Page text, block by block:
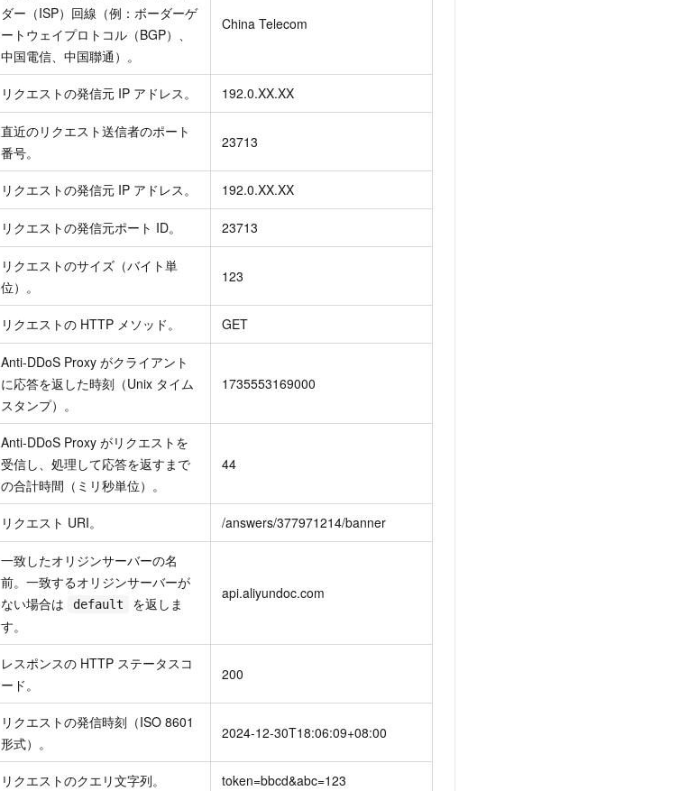
ダー（ISP）回線（例：ボーダーゲ
ートウェイプロトコル（BGP）、
中国電信、中国聯通）。
China Telecom
リクエストの発信元 IP アドレス。 192.0.XX.XX
直近のリクエスト送信者のポート
番号。
23713
リクエストの発信元 IP アドレス。 192.0.XX.XX
リクエストの発信元ポート ID。 23713
リクエストのサイズ（バイト単
位）。
123
リクエストの HTTP メソッド。 GET
Anti-DDoS Proxy がクライアント
に応答を返した時刻（Unix タイム
スタンプ）。
1735553169000
Anti-DDoS Proxy がリクエストを
受信し、処理して応答を返すまで
の合計時間（ミリ秒単位）。
44
リクエスト URI。 /answers/377971214/banner
一致したオリジンサーバーの名
前。一致するオリジンサーバーが
ない場合は
default
を返しま
す。
api.aliyundoc.com
レスポンスの HTTP ステータスコ
ード。
200
リクエストの発信時刻（ISO 8601
形式）。
2024-12-30T18:06:09+08:00
リクエストのクエリ文字列。 token=bbcd&abc=123